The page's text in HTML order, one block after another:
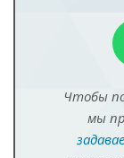
Чтобы
мы